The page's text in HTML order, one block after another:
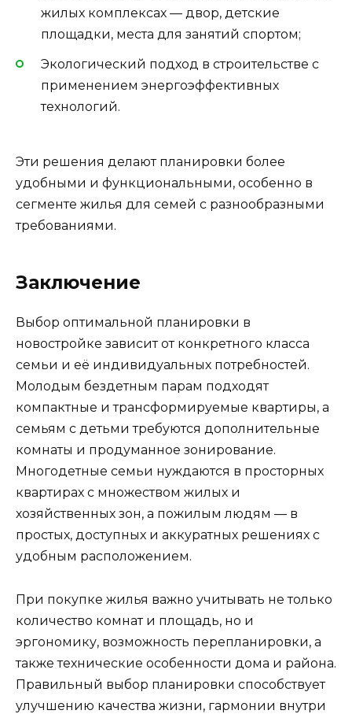
жилых комплексах — двор, детские
площадки, места для занятий спортом;
Экологический подход в строительстве с
применением энергоэффективных
технологий.
Эти решения делают планировки более
удобными и функциональными, особенно в
сегменте жилья для семей с разнообразными
требованиями.
Заключение
Выбор оптимальной планировки в
новостройке зависит от конкретного класса
семьи и её индивидуальных потребностей.
Молодым бездетным парам подходят
компактные и трансформируемые квартиры, а
семьям с детьми требуются дополнительные
комнаты и продуманное зонирование.
Многодетные семьи нуждаются в просторных
квартирах с множеством жилых и
хозяйственных зон, а пожилым людям — в
простых, доступных и аккуратных решениях с
удобным расположением.
При покупке жилья важно учитывать не только
количество комнат и площадь, но и
эргономику, возможность перепланировки, а
также технические особенности дома и района.
Правильный выбор планировки способствует
улучшению качества жизни, гармонии внутри